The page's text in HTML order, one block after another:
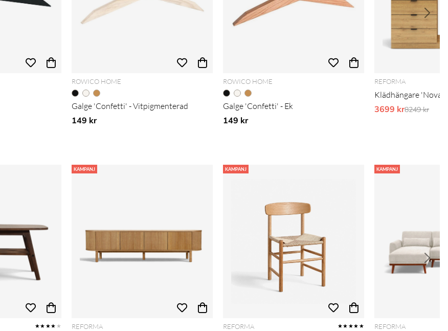
ROWICO HOME
Galge 'Confetti' - Vitpigmenterad
149 kr
ROWICO HOME
Galge 'Confetti' - Ek
149 kr
REFORMA
Klädhängare 'Nova'
3699 krOrdinarie
8249 kr
★★★★ ★
KAMPANJ
REFORMA
KAMPANJ
REFORMA ★★★★★
KAMPANJ
REFORMA